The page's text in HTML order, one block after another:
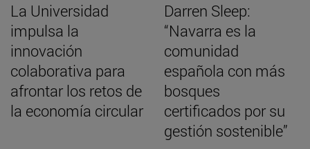
La Universidad
impulsa la
innovación
colaborativa para
afrontar los retos de
la economía circular
Darren Sleep:
“Navarra es la
comunidad
española con más
bosques
certificados por su
gestión sostenible”